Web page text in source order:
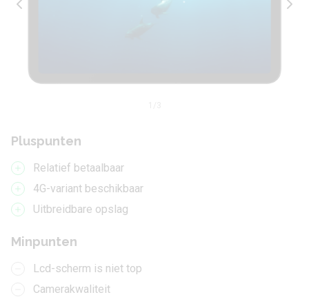
Pluspunten
Relatief betaalbaar
4G-variant beschikbaar
Uitbreidbare opslag
Minpunten
Lcd-scherm is niet top
Camerakwaliteit